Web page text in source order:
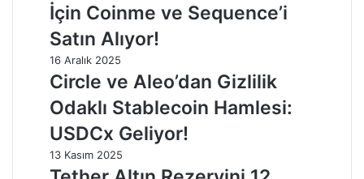
İçin Coinme ve Sequence’i
Satın Alıyor!
16 Aralık 2025
Circle ve Aleo’dan Gizlilik
Odaklı Stablecoin Hamlesi:
USDCx Geliyor!
13 Kasım 2025